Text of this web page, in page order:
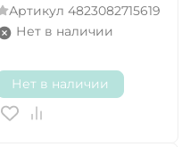
Артикул 4823082715619
Нет в наличии
Нет в наличии